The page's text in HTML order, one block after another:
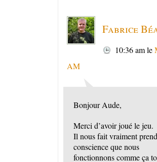
Fabrice
10:36 amle
AM
Bonjour Aude,
Merci d’avoir joué le jeu.
Il nous fait vraiment
conscience que nous
fonctionnons comme ça